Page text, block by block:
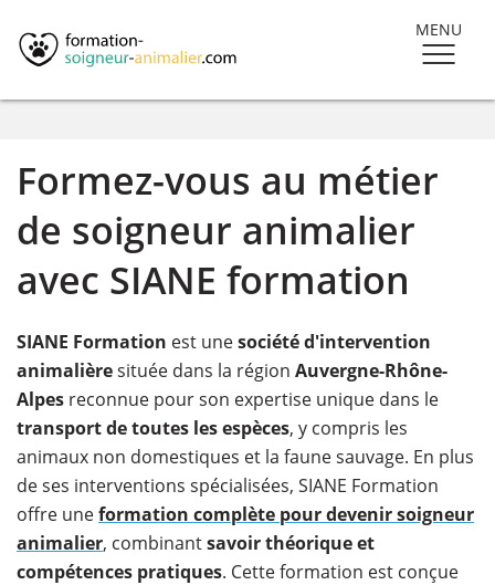
MENU
Formez-vous au métier
de soigneur animalier
avec SIANE formation
SIANE Formation est unesociété d'intervention
animalièresituée dans la région Auvergne-Rhône-
Alpes reconnue pour son expertise unique dans le
transport de toutes les espèces, y compris les
animaux non domestiques et la faune sauvage. En plus
de ses interventions spécialisées, SIANE Formation
offre uneformation complète pour devenir soigneur
animalier, combinantsavoir théorique et
compétences pratiques. Cette formation est conçue